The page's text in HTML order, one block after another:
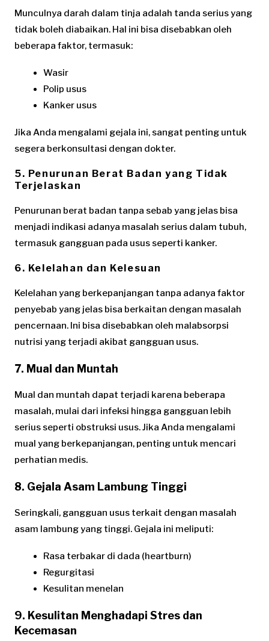
Munculnya darah dalam tinja adalah tanda serius yang
tidak boleh diabaikan. Hal ini bisa disebabkan oleh
beberapa faktor, termasuk:
Wasir
Polip usus
Kanker usus
Jika Anda mengalami gejala ini, sangat penting untuk
segera berkonsultasi dengan dokter.
5. Penurunan Berat Badan yang Tidak
Terjelaskan
Penurunan berat badan tanpa sebab yang jelas bisa
menjadi indikasi adanya masalah serius dalam tubuh,
termasuk gangguan pada usus seperti kanker.
6. Kelelahan dan Kelesuan
Kelelahan yang berkepanjangan tanpa adanya faktor
penyebab yang jelas bisa berkaitan dengan masalah
pencernaan. Ini bisa disebabkan oleh malabsorpsi
nutrisi yang terjadi akibat gangguan usus.
7. Mual dan Muntah
Mual dan muntah dapat terjadi karena beberapa
masalah, mulai dari infeksi hingga gangguan lebih
serius seperti obstruksi usus. Jika Anda mengalami
mual yang berkepanjangan, penting untuk mencari
perhatian medis.
8. Gejala Asam Lambung Tinggi
Seringkali, gangguan usus terkait dengan masalah
asam lambung yang tinggi. Gejala ini meliputi:
Rasa terbakar di dada (heartburn)
Regurgitasi
Kesulitan menelan
9. Kesulitan Menghadapi Stres dan
Kecemasan